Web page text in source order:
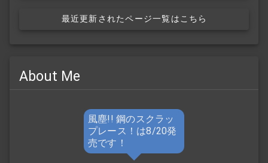
最近更新されたページ一覧はこちら
About Me
風塵!! 鋼のスクラッ
プレース！は8/20発
売です！